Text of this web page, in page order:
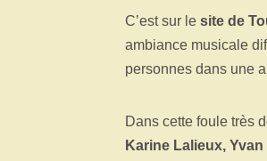
C’est sur le site de
ambiance musicale
personnes dans une
Dans cette foule très
Karine Lalieux,